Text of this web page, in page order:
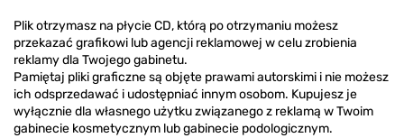
Plik otrzymasz na płycie CD, którą po otrzymaniu możesz
przekazać grafikowi lub agencji reklamowej w celu zrobienia
reklamy dla Twojego gabinetu.
Pamiętaj pliki graficzne są objęte prawami autorskimi i nie możesz
ich odsprzedawać i udostępniać innym osobom. Kupujesz je
wyłącznie dla własnego użytku związanego z reklamą w Twoim
gabinecie kosmetycznym lub gabinecie podologicznym.